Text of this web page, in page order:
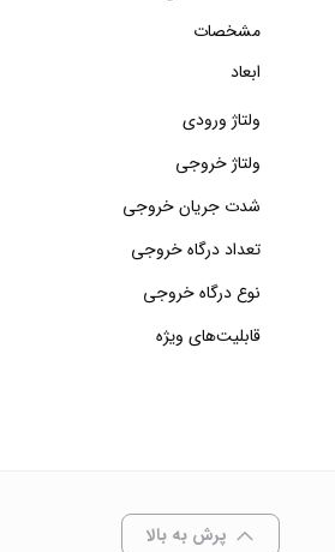
مشخصات
ابعاد
ولتاژ ورودی
ولتاژ خروجی
شدت جریان خروجی
تعداد درگاه خروجی
نوع درگاه خروجی
قابلیت‌های ویژه
پرش به بالا